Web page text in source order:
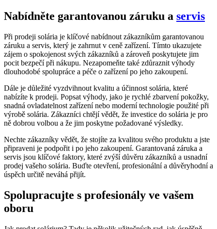
Nabídněte garantovanou záruku a servis
Při prodeji solária je klíčové nabídnout zákazníkům garantovanou
záruku a servis, který je zahrnut v ceně zařízení. Tímto ukazujete
zájem o spokojenost svých zákazníků a zároveň poskytujete jim
pocit bezpečí při nákupu. Nezapomeňte také zdůraznit výhody
dlouhodobé spolupráce a péče o zařízení po jeho zakoupení.
Dále je důležité vyzdvihnout kvalitu a účinnost solária, které
nabízíte k prodeji. Popsat výhody, jako je rychlé zbarvení pokožky,
snadná ovladatelnost zařízení nebo moderní technologie použité při
výrobě solária. Zákazníci chtějí vědět, že investice do solária je pro
ně dobrou volbou a že jim poskytne požadované výsledky.
Nechte zákazníky vědět, že stojíte za kvalitou svého produktu a jste
připraveni je podpořit i po jeho zakoupení. Garantovaná záruka a
servis jsou klíčové faktory, které zvýší důvěru zákazníků a usnadní
prodej vašeho solária. Buďte otevření, profesionální a důvěryhodní a
úspěch určitě neváhá přijít.
Spolupracujte s profesionály ve vašem
oboru